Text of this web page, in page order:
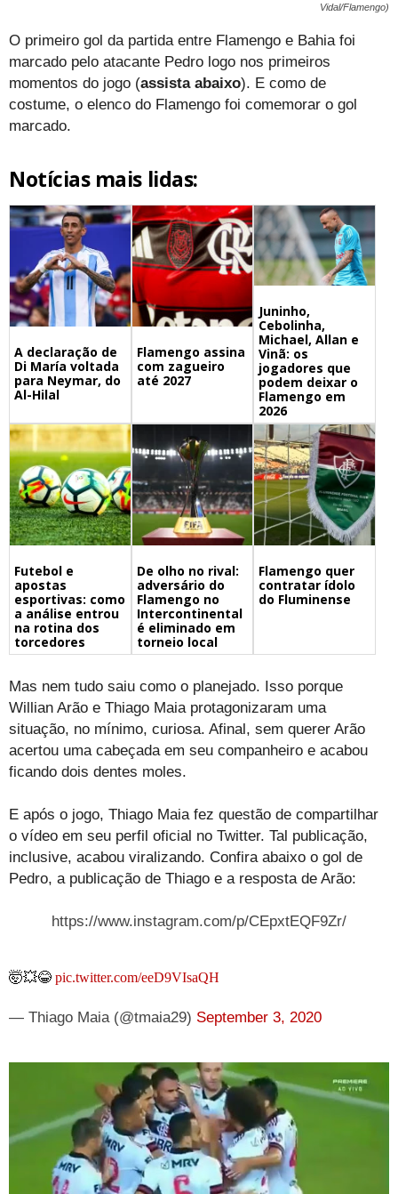
Vidal/Flamengo)
O primeiro gol da partida entre Flamengo e Bahia foi
marcado pelo atacante Pedro logo nos primeiros
momentos do jogo (assista abaixo). E como de
costume, o elenco do Flamengo foi comemorar o gol
marcado.
Notícias mais lidas:
A declaração de
Di María voltada
para Neymar, do
Al-Hilal
Flamengo assina
com zagueiro
até 2027
Juninho,
Cebolinha,
Michael, Allan e
Vinã: os
jogadores que
podem deixar o
Flamengo em
2026
Futebol e
apostas
esportivas: como
a análise entrou
na rotina dos
torcedores
De olho no rival:
adversário do
Flamengo no
Intercontinental
é eliminado em
torneio local
Flamengo quer
contratar ídolo
do Fluminense
Mas nem tudo saiu como o planejado. Isso porque
Willian Arão e Thiago Maia protagonizaram uma
situação, no mínimo, curiosa. Afinal, sem querer Arão
acertou uma cabeçada em seu companheiro e acabou
ficando dois dentes moles.
E após o jogo, Thiago Maia fez questão de compartilhar
o vídeo em seu perfil oficial no Twitter. Tal publicação,
inclusive, acabou viralizando. Confira abaixo o gol de
Pedro, a publicação de Thiago e a resposta de Arão:
https://www.instagram.com/p/CEpxtEQF9Zr/
🤯💥😂 pic.twitter.com/eeD9VIsaQH
— Thiago Maia (@tmaia29) September 3, 2020